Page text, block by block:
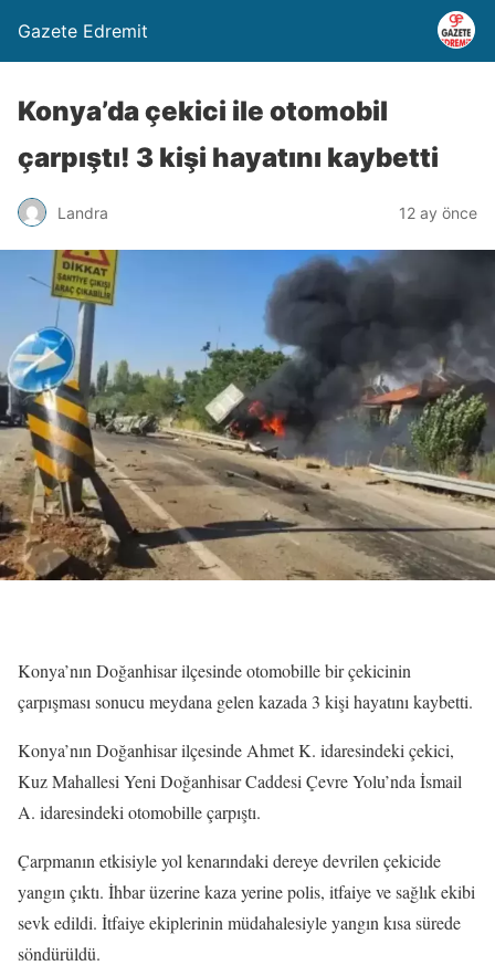
Gazete Edremit
Konya’da çekici ile otomobil
çarpıştı! 3 kişi hayatını kaybetti
Landra 12 ay önce
Konya’nın Doğanhisar ilçesinde otomobille bir çekicinin
çarpışması sonucu meydana gelen kazada 3 kişi hayatını kaybetti.
Konya’nın Doğanhisar ilçesinde Ahmet K. idaresindeki çekici,
Kuz Mahallesi Yeni Doğanhisar Caddesi Çevre Yolu’nda İsmail
A. idaresindeki otomobille çarpıştı.
Çarpmanın etkisiyle yol kenarındaki dereye devrilen çekicide
yangın çıktı. İhbar üzerine kaza yerine polis, itfaiye ve sağlık ekibi
sevk edildi. İtfaiye ekiplerinin müdahalesiyle yangın kısa sürede
söndürüldü.